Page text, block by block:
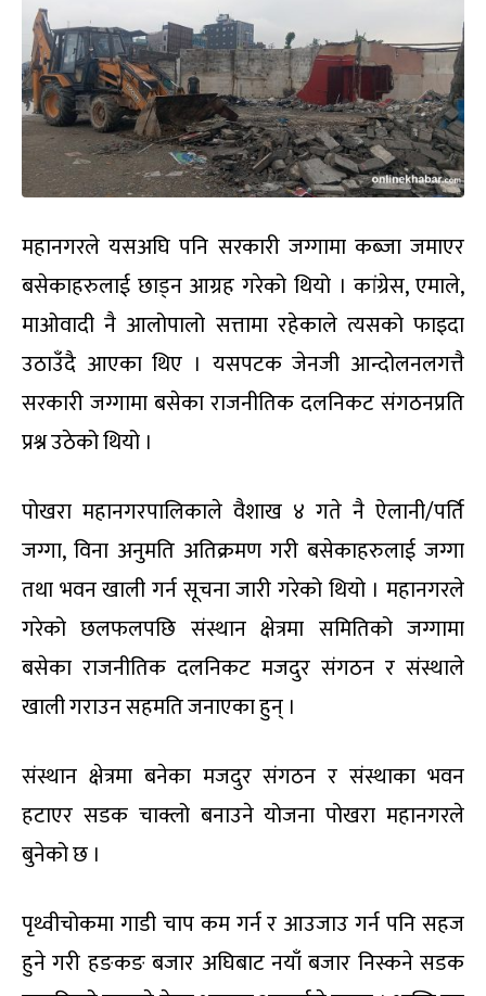
महानगरले यसअघि पनि सरकारी जग्गामा कब्जा जमाएर
बसेकाहरुलाई छाड्न आग्रह गरेको थियो । कांग्रेस, एमाले,
माओवादी नै आलोपालो सत्तामा रहेकाले त्यसको फाइदा
उठाउँदै आएका थिए । यसपटक जेनजी आन्दोलनलगत्तै
सरकारी जग्गामा बसेका राजनीतिक दलनिकट संगठनप्रति
प्रश्न उठेको थियो ।
पोखरा महानगरपालिकाले वैशाख ४ गते नै ऐलानी/पर्ति
जग्गा, विना अनुमति अतिक्रमण गरी बसेकाहरुलाई जग्गा
तथा भवन खाली गर्न सूचना जारी गरेको थियो । महानगरले
गरेको छलफलपछि संस्थान क्षेत्रमा समितिको जग्गामा
बसेका राजनीतिक दलनिकट मजदुर संगठन र संस्थाले
खाली गराउन सहमति जनाएका हुन् ।
संस्थान क्षेत्रमा बनेका मजदुर संगठन र संस्थाका भवन
हटाएर सडक चाक्लो बनाउने योजना पोखरा महानगरले
बुनेको छ ।
पृथ्वीचोकमा गाडी चाप कम गर्न र आउजाउ गर्न पनि सहज
हुने गरी हङकङ बजार अघिबाट नयाँ बजार निस्कने सडक